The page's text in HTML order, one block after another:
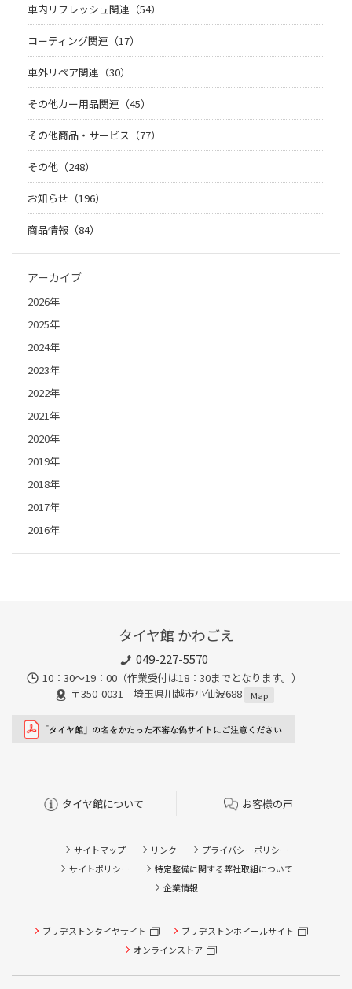
車内リフレッシュ関連（54）
コーティング関連（17）
車外リペア関連（30）
その他カー用品関連（45）
その他商品・サービス（77）
その他（248）
お知らせ（196）
商品情報（84）
アーカイブ
2026年
2025年
2024年
2023年
2022年
2021年
2020年
2019年
2018年
2017年
2016年
タイヤ館 かわごえ
049-227-5570
10：30～19：00（作業受付は18：30までとなります。）
〒350-0031 埼玉県川越市小仙波688
Map
タイヤ館について お客様の声
サイトマップ リンク
プライバシーポリシー
サイトポリシー
特定整備に関する弊社取組について
企業情報
ブリヂストンタイヤサイト
ブリヂストンホイールサイト
オンラインストア
タイヤ点検・安全点検/タイヤ履き替え/オイル交換/その他
ピット作業の予約